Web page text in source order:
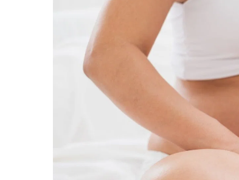
Deflectoare pentru aer conditionat
Casti antifonice pentru copii si
Echipament protectie bicicleta si ski